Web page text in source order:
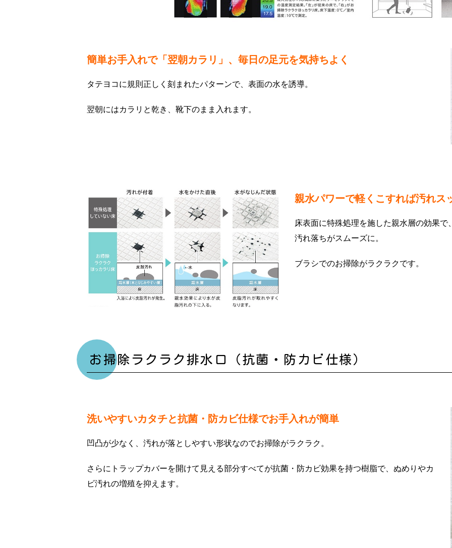
簡単お手入れで「翌朝カラリ」、毎日の足元を気持ちよく
タテヨコに規則正しく刻まれたパターンで、表面の水を誘導。
翌朝にはカラリと乾き、靴下のまま入れます。
親水パワーで軽くこすれば汚れス
床表面に特殊処理を施した親水層の効果
汚れ落ちがスムーズに。
ブラシでのお掃除がラクラクです。
お掃除ラクラク排水口（抗菌・防カビ仕様）
洗いやすいカタチと抗菌・防カビ仕様でお手入れが簡単
凹凸が少なく、汚れが落としやすい形状なのでお掃除がラクラク。
さらにトラップカバーを開けて見える部分すべてが抗菌・防カビ効果を持つ樹脂で、ぬめりやカ
ビ汚れの増殖を抑えます。